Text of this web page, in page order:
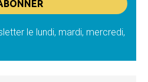
le lundi, mardi, mercredi,